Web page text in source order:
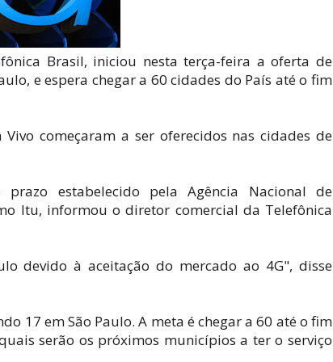
Brasil, iniciou nesta terça-feira a oferta de
e espera chegar a 60 cidades do País até o fim
começaram a ser oferecidos nas cidades de
estabelecido pela Agência Nacional de
Itu, informou o diretor comercial da Telefônica
devido à aceitação do mercado ao 4G", disse
17 em São Paulo. A meta é chegar a 60 até o fim
serão os próximos municípios a ter o serviço